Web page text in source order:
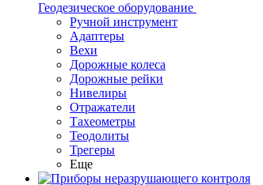
Геодезическое оборудование
Ручной инструмент
Адаптеры
Вехи
Дорожные колеса
Дорожные рейки
Нивелиры
Отражатели
Тахеометры
Теодолиты
Трегеры
Еще